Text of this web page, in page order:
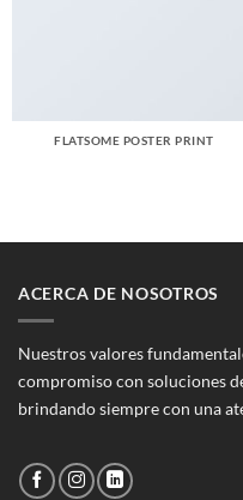
FLATSOME POSTER PRINT
ACERCA DE NOSOTROS
Nuestros valores
compromiso con soluciones
brindando siempre con una